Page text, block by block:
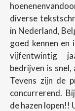
diverse
in Nederland,
goed kennen en
vijfentwintig
bedrijven is
Tevens zijn de
concurrerend.
de hazen lopen!!